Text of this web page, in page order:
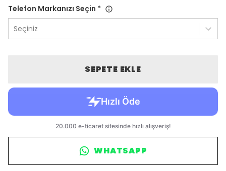
Telefon Markanızı Seçin *
Seçiniz
SEPETE EKLE
WHATSAPP